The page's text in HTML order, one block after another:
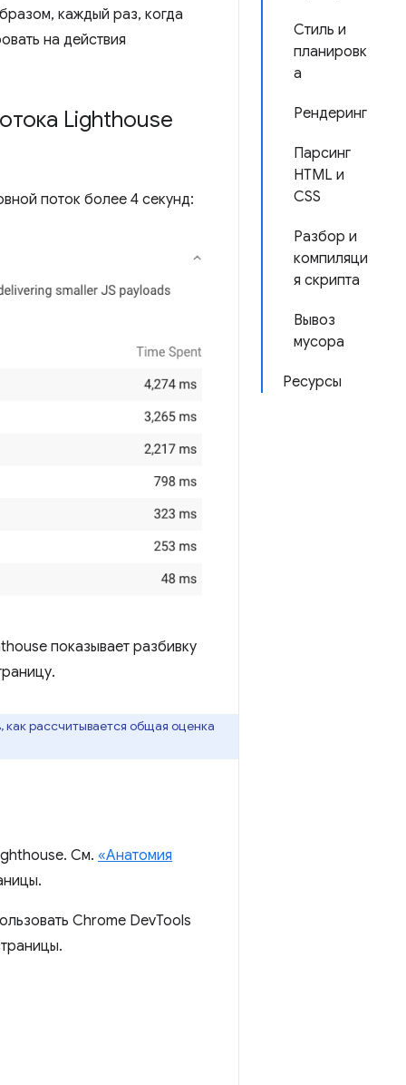
Стиль и
планировк
а
Рендеринг
Парсинг
HTML и
CSS
Разбор и
компиляци
я скрипта
Вывоз
мусора
Ресурсы
каждый раз, когда
на действия
Lighthouse
поток более 4 секунд:
показывает разбивку
как рассчитывается общая оценка
См. «Анатомия
Chrome DevTools